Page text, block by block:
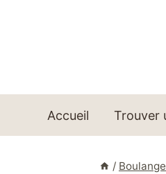
Accueil Trouver
/